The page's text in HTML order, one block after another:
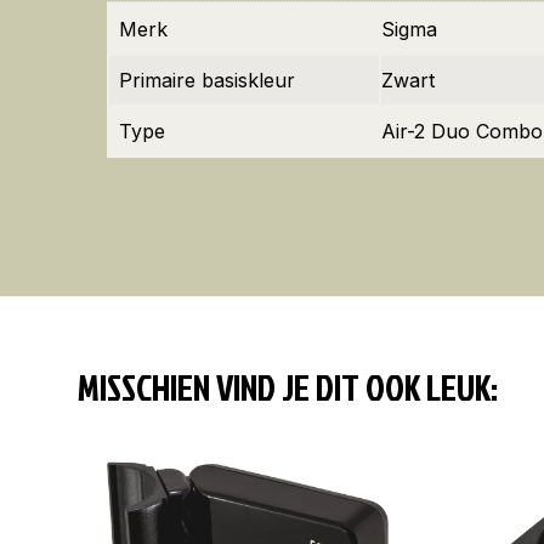
Merk Sigma
Primaire basiskleur Zwart
Type Air-2 Duo Combo
MISSCHIEN VIND JE DIT OOK LEUK: